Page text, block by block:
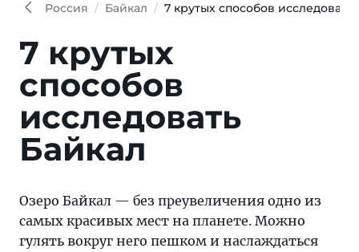
Россия Байкал 7 крутых способов исследовать
7 крутых
способов
исследовать
Байкал
Озеро Байкал — без преувеличения одно из
самых красивых мест на планете. Можно
гулять вокруг него пешком и наслаждаться